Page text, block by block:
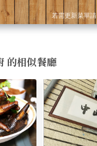
若需更新菜單請
的相似餐廳